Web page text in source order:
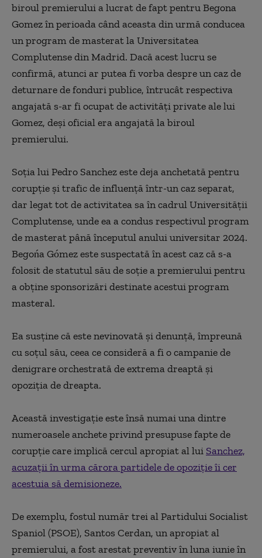
biroul premierului a lucrat de fapt pentru Begona
Gomez în perioada când aceasta din urmă conducea
un program de masterat la Universitatea
Complutense din Madrid. Dacă acest lucru se
confirmă, atunci ar putea fi vorba despre un caz de
deturnare de fonduri publice, întrucât respectiva
angajată s-ar fi ocupat de activităţi private ale lui
Gomez, deşi oficial era angajată la biroul
premierului.
Soţia lui Pedro Sanchez este deja anchetată pentru
corupţie şi trafic de influenţă într-un caz separat,
dar legat tot de activitatea sa în cadrul Universităţii
Complutense, unde ea a condus respectivul program
de masterat până începutul anului universitar 2024.
Begońa Gómez este suspectată în acest caz că s-a
folosit de statutul său de soţie a premierului pentru
a obţine sponsorizări destinate acestui program
masteral.
Ea susţine că este nevinovată şi denunţă, împreună
cu soţul său, ceea ce consideră a fi o campanie de
denigrare orchestrată de extrema dreaptă şi
opoziţia de dreapta.
Această investigaţie este însă numai una dintre
numeroasele anchete privind presupuse fapte de
corupţie care implică cercul apropiat al lui Sanchez,
acuzaţii în urma cărora partidele de opoziţie îi cer
acestuia să demisioneze.
De exemplu, fostul număr trei al Partidului Socialist
Spaniol (PSOE), Santos Cerdan, un apropiat al
premierului, a fost arestat preventiv în luna iunie în